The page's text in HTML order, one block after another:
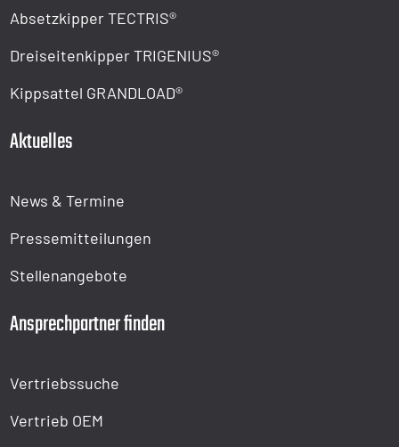
Absetzkipper TECTRIS®
Dreiseitenkipper TRIGENIUS®
Kippsattel GRANDLOAD®
Aktuelles
News & Termine
Pressemitteilungen
Stellenangebote
Ansprechpartner finden
Vertriebssuche
Vertrieb OEM